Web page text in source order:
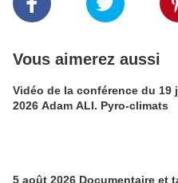
Vous aimerez aussi
Vidéo de la conférence du 19
2026 Adam ALI. Pyro-climats
5 août 2026 Documentaire et